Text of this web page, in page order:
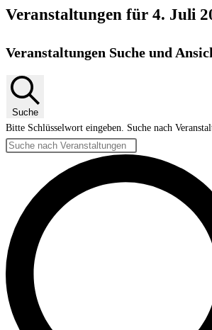
Veranstaltungen für 4. Juli
Veranstaltungen Suche und
Suche
Bitte Schlüsselwort eingeben. Suche nach